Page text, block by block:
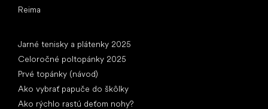
Reima
Jarné tenisky a plátenky 2025
Celoročné poltopánky 2025
Prvé topánky (návod)
Ako vybrať papuče do škôlky
Ako rýchlo rastú deťom nohy?